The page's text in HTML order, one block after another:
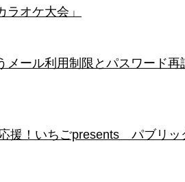
オケ大会」
メール利用制限とパスワード再
援！いちごpresents パブリッ